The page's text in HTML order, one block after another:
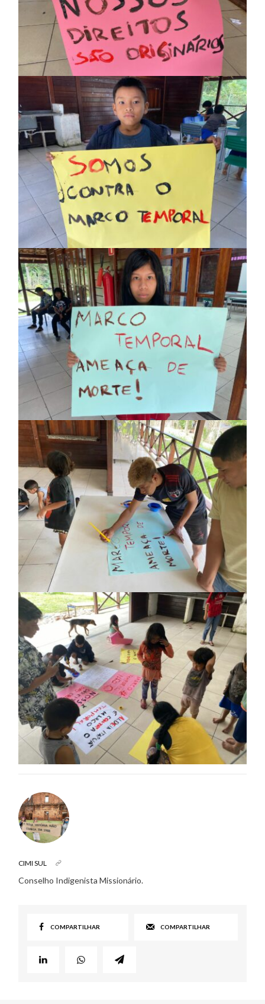
CIMI SUL
Conselho Indigenista Missionário.
COMPARTILHAR COMPARTILHAR